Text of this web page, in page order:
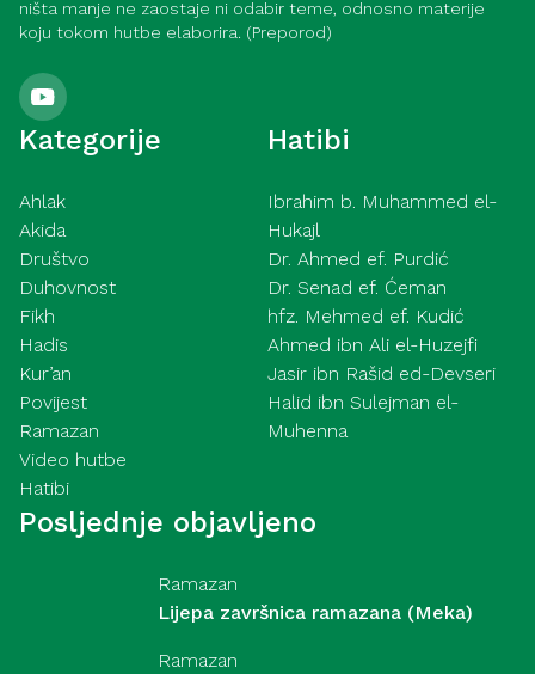
ništa manje ne zaostaje ni odabir teme, odnosno materije
koju tokom hutbe elaborira. (Preporod)
Kategorije
Ahlak
Akida
Društvo
Duhovnost
Fikh
Hadis
Kur’an
Povijest
Ramazan
Video hutbe
Hatibi
Hatibi
Ibrahim b. Muhammed el-
Hukajl
Dr. Ahmed ef. Purdić
Dr. Senad ef. Ćeman
hfz. Mehmed ef. Kudić
Ahmed ibn Ali el-Huzejfi
Jasir ibn Rašid ed-Devseri
Halid ibn Sulejman el-
Muhenna
Posljednje objavljeno
Ramazan
Lijepa završnica ramazana (Meka)
Ramazan